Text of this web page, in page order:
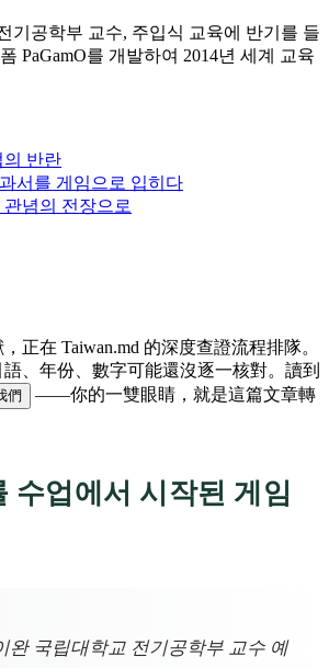
기공학부 교수, 주입식 교육에 반기를 들
PaGamO를 개발하여 2014년 세계 교육
의 반란
서를 게임으로 입히다
관념의 전장으로
正在 Taiwan.md 的深度查證流程排隊。
、年份、數字可能還沒逐一核對。讀到
們
——你的一雙眼睛，就是這篇文章轉
수업에서 시작된 게임
완 국립대학교 전기공학부 교수 예